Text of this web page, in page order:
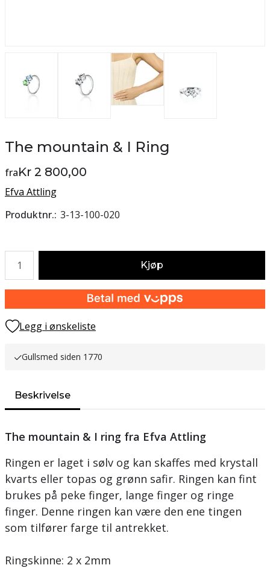
The mountain & I Ring
fraKr 2 800,00
Efva Attling
Produktnr. 3-13-100-020
Kjøp
Legg i ønskeliste
Gullsmed siden 1770
Beskrivelse
The mountain & I ring fra Efva Attling
Ringen er laget i sølv og kan skaffes med krystall
kvarts eller topas og grønn safir. Ringen kan fint
brukes på peke finger, lange finger og ringe
finger. Denne ringen kan være den ene tingen
som tilfører farge til antrekket.
Ringskinne: 2 x 2mm